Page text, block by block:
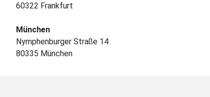
60322 Frankfurt
München
Nymphenburger Straße 14
80335 München